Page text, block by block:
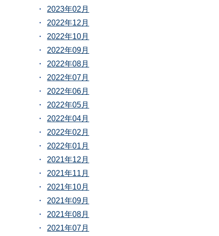
2023年02月
2022年12月
2022年10月
2022年09月
2022年08月
2022年07月
2022年06月
2022年05月
2022年04月
2022年02月
2022年01月
2021年12月
2021年11月
2021年10月
2021年09月
2021年08月
2021年07月